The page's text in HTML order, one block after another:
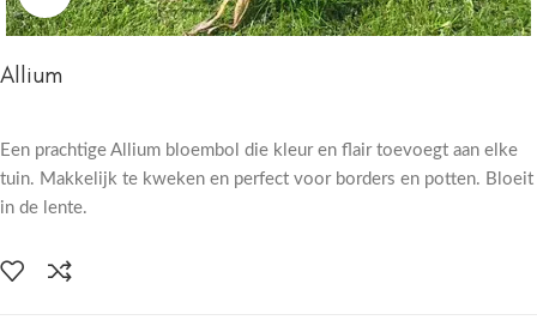
Allium
Een prachtige Allium bloembol die kleur en flair toevoegt aan elke
tuin. Makkelijk te kweken en perfect voor borders en potten. Bloeit
in de lente.